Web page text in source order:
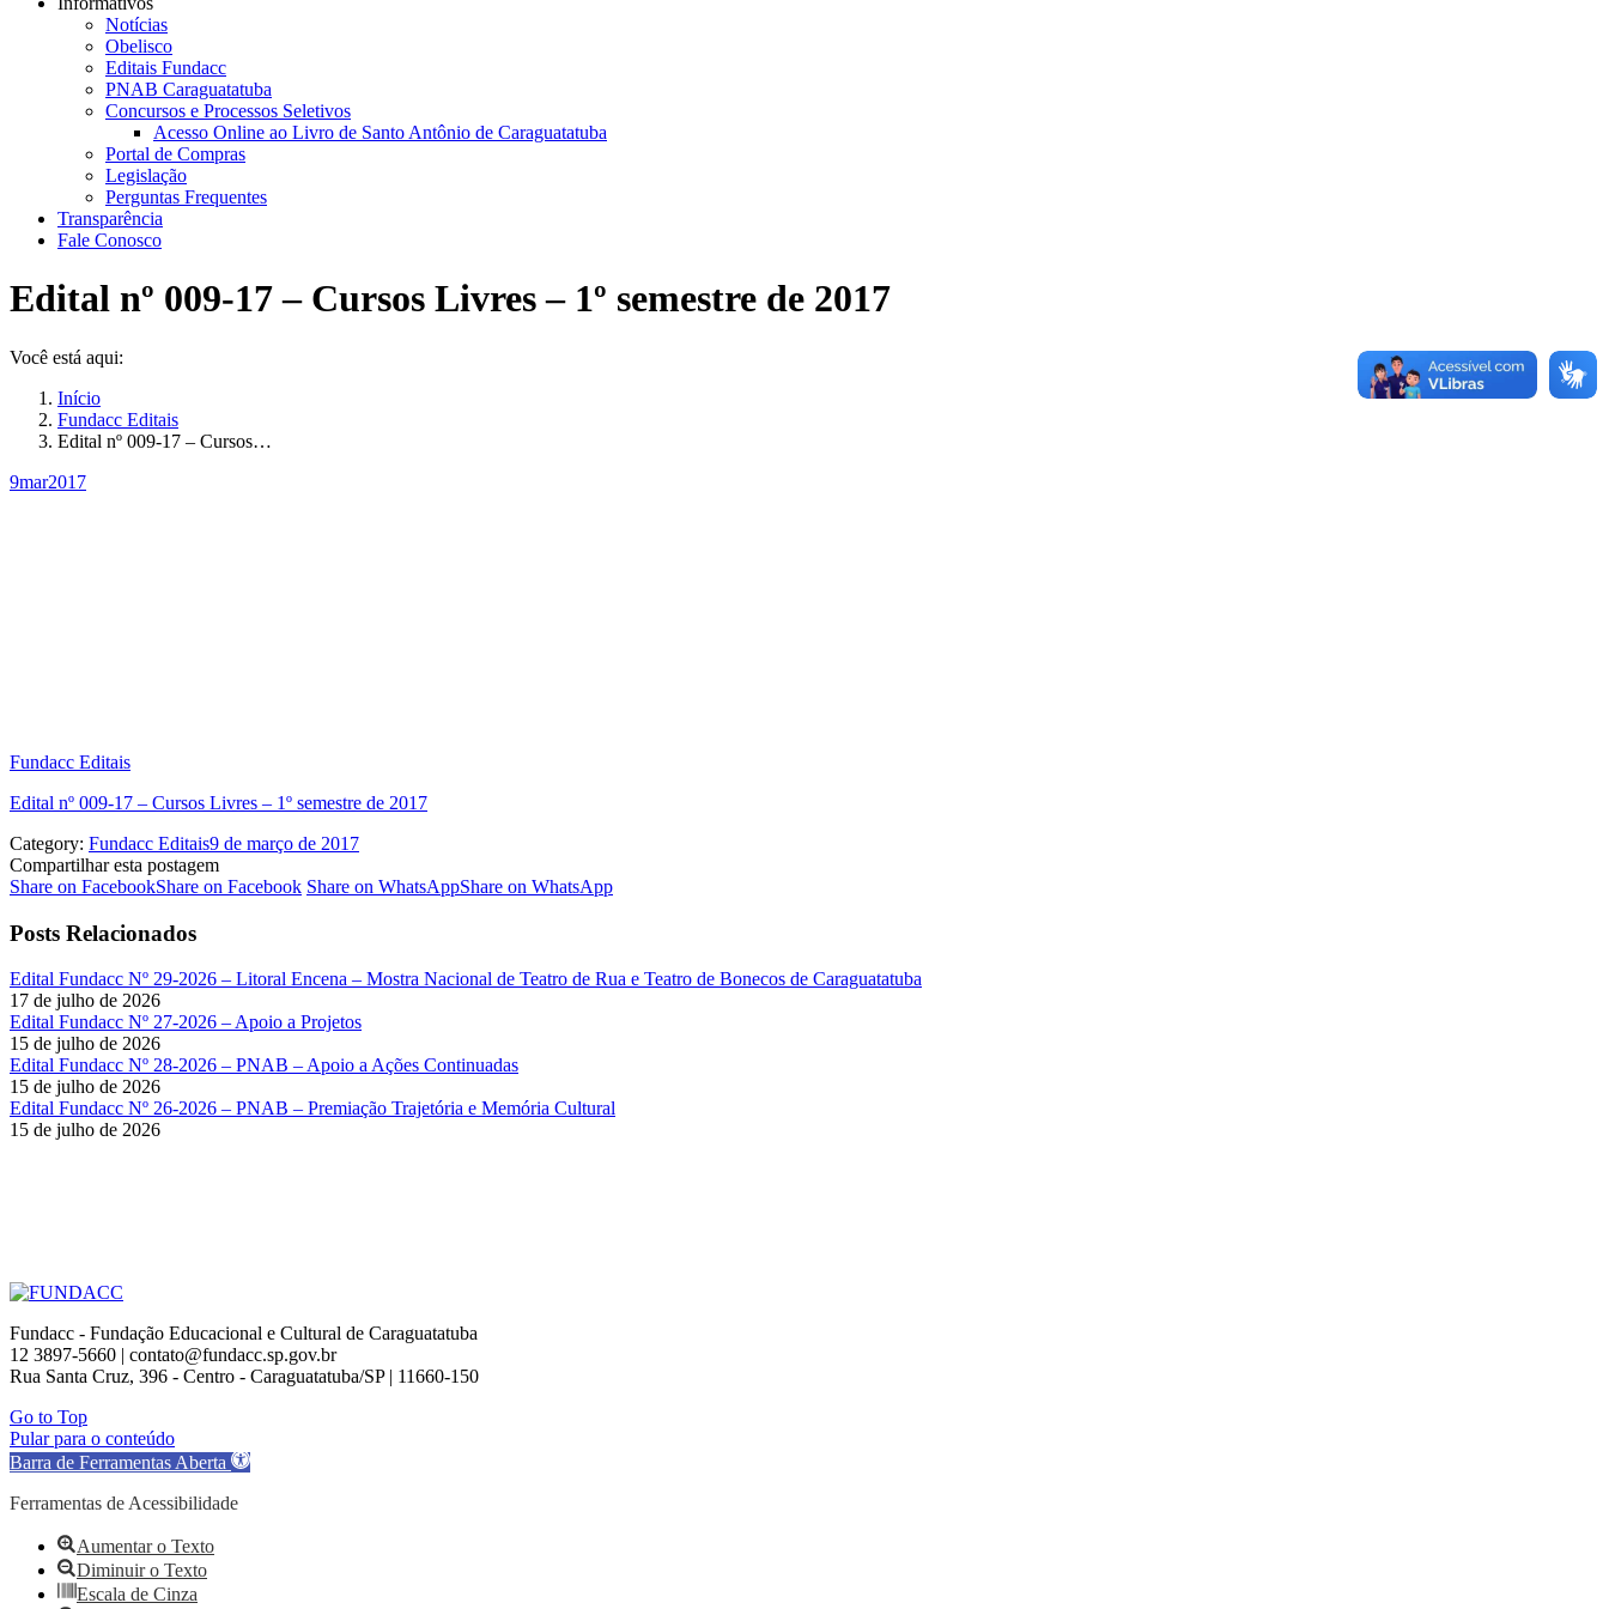
Notícias
Obelisco
Editais Fundacc
PNAB Caraguatatuba
Concursos e Processos Seletivos
Acesso Online ao Livro de Santo Antônio de Caraguatatuba
Portal de Compras
Legislação
Perguntas Frequentes
Transparência
Fale Conosco
Edital nº 009-17 – Cursos Livres – 1º semestre de 2017
Você está aqui:
Início
Fundacc Editais
Edital nº 009-17 – Cursos…
9mar2017
Fundacc Editais
Edital nº 009-17 – Cursos Livres – 1º semestre de 2017
Category: Fundacc Editais9 de março de 2017
Compartilhar esta postagem
Share on FacebookShare on Facebook Share on WhatsAppShare on WhatsApp
Posts Relacionados
Edital Fundacc Nº 29-2026 – Litoral Encena – Mostra Nacional de Teatro de Rua e Teatro de Bonecos de Caraguatatuba
17 de julho de 2026
Edital Fundacc Nº 27-2026 – Apoio a Projetos
15 de julho de 2026
Edital Fundacc Nº 28-2026 – PNAB – Apoio a Ações Continuadas
15 de julho de 2026
Edital Fundacc Nº 26-2026 – PNAB – Premiação Trajetória e Memória Cultural
15 de julho de 2026
Fundacc - Fundação Educacional e Cultural de Caraguatatuba
12 3897-5660 | contato@fundacc.sp.gov.br
Rua Santa Cruz, 396 - Centro - Caraguatatuba/SP | 11660-150
Go to Top
Pular para o conteúdo
Barra de Ferramentas Aberta
Ferramentas de Acessibilidade
Aumentar o Texto
Diminuir o Texto
Escala de Cinza